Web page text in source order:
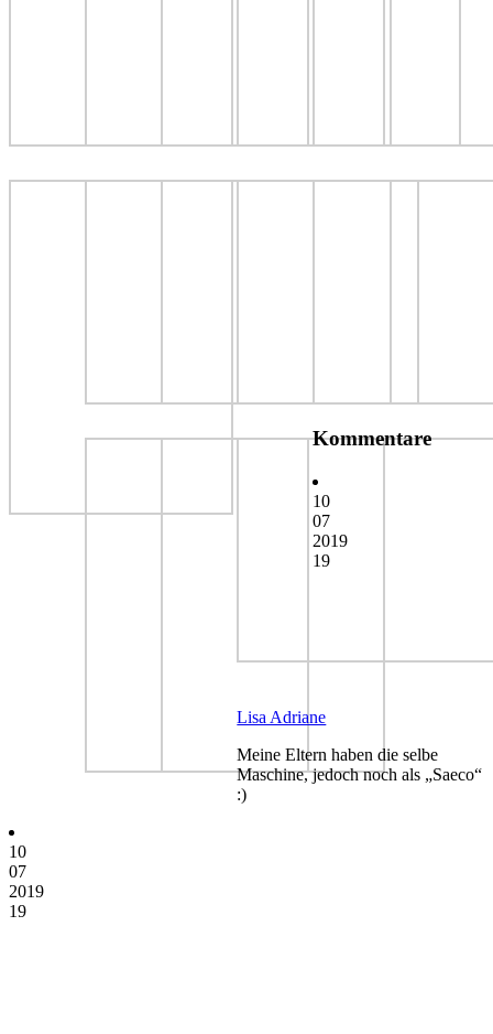
Kommentare
10
07
2019
19
Lisa Adriane
Meine Eltern haben die selbe
Maschine, jedoch noch als „Saeco“
:)
10
07
2019
19